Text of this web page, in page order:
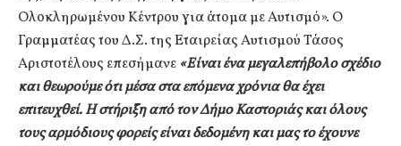
Ολοκληρωμένου Κέντρου για άτομα με Αυτισμό». Ο
Γραμματέας του Δ.Σ. της Εταιρείας Αυτισμού Τάσος
Αριστοτέλους επεσήμανε «Είναι ένα μεγαλεπήβολο σχέδιο
και θεωρούμε ότι μέσα στα επόμενα χρόνια θα έχει
επιτευχθεί. Η στήριξη από τον Δήμο Καστοριάς και όλους
τους αρμόδιους φορείς είναι δεδομένη και μας το έχουνε